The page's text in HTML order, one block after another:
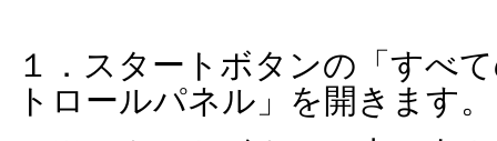
１．スタートボタンの「すべ
トロールパネル」を開きます。